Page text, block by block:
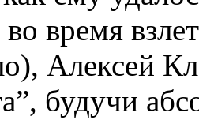
во время
Алексей
будучи